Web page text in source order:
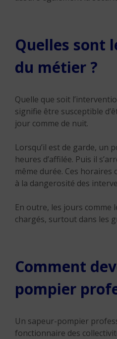
Quelles sont
du métier ?
Quelle que soit
signifie être susceptible
jour comme de nuit.
Lorsqu’il est de garde, un
heures d’affilée. Puis il
même durée. Ces
à la dangerosité des
En outre, les jours comme
chargés, surtout dans les
Comment
pompier
Un sapeur-pompier
fonctionnaire des